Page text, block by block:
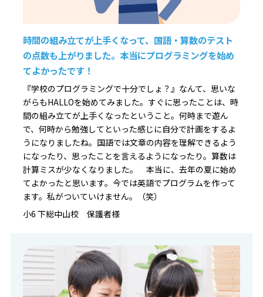
▼お申込み・詳細はこちら
https://pr1.yarukiswitch.jp/lp/hal/summer/
時間の組み立てが上手くなって、国語・算数のテスト
の点数も上がりました。本当にプログラミングを始め
てよかったです！
『学校のプログラミングで十分でしょ？』なんて、思いな
がらもHALLOを始めてみました。すぐに思ったことは、時
間の組み立てが上手くなったということ。何時まで遊ん
で、何時から勉強してといった感じに自分で計画をするよ
うになりましたね。国語では文章の内容を理解できるよう
になったり、思ったことを言えるようになったり。算数は
計算ミスが少なくなりました。 本当に、去年の夏に始め
てよかったと思います。今では英語でプログラムを作って
ます。私がついていけません。（笑）
小6 下総中山校 保護者様